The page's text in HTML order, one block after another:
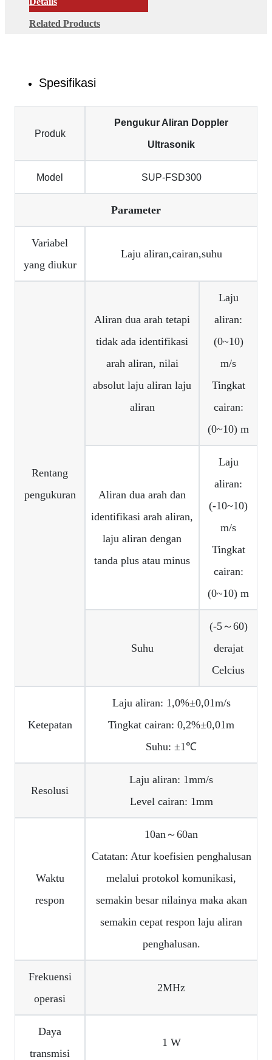
Related Products
Spesifikasi
Produk
Pengukur Aliran Doppler
Ultrasonik
Model SUP-FSD300
Parameter
Variabel
yang diukur
Laju aliran,cairan,suhu
Rentang
pengukuran
Aliran dua arah tetapi
tidak ada identifikasi
arah aliran, nilai
absolut laju aliran laju
aliran
Laju
aliran:
(0~10)
m/s
Tingkat
cairan:
(0~10) m
Aliran dua arah dan
identifikasi arah aliran,
laju aliran dengan
tanda plus atau minus
Laju
aliran:
(-10~10)
m/s
Tingkat
cairan:
(0~10) m
Suhu
(-5～60)
derajat
Celcius
Ketepatan
Laju aliran: 1,0%±0,01m/s
Tingkat cairan: 0,2%±0,01m
Suhu: ±1℃
Resolusi
Laju aliran: 1mm/s
Level cairan: 1mm
Waktu
respon
10an～60an
Catatan: Atur koefisien penghalusan
melalui protokol komunikasi,
semakin besar nilainya maka akan
semakin cepat respon laju aliran
penghalusan.
Frekuensi
operasi
2MHz
Daya
transmisi
1 W